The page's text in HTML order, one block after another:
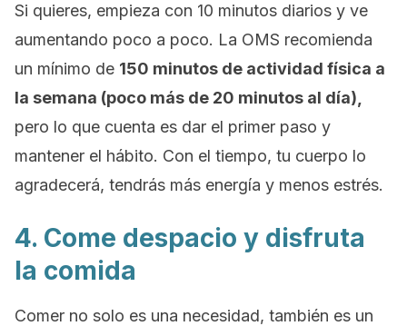
Si quieres, empieza con 10 minutos diarios y ve
aumentando poco a poco. La OMS recomienda
un mínimo de 150 minutos de actividad física a
la semana (poco más de 20 minutos al día),
pero lo que cuenta es dar el primer paso y
mantener el hábito. Con el tiempo, tu cuerpo lo
agradecerá, tendrás más energía y menos estrés.
4. Come despacio y disfruta
la comida
Comer no solo es una necesidad, también es un